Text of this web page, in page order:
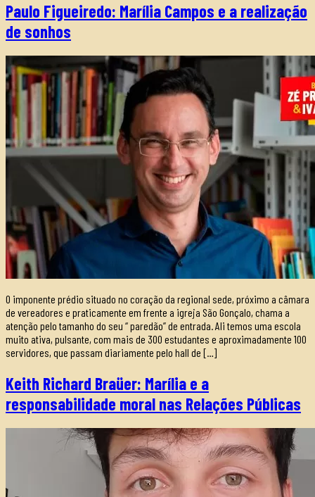
Paulo Figueiredo: Marília Campos e a realização
de sonhos
O imponente prédio situado no coração da regional sede, próximo a câmara
de vereadores e praticamente em frente a igreja São Gonçalo, chama a
atenção pelo tamanho do seu “ paredão” de entrada. Ali temos uma escola
muito ativa, pulsante, com mais de 300 estudantes e aproximadamente 100
servidores, que passam diariamente pelo hall de […]
Keith Richard Braüer: Marília e a
responsabilidade moral nas Relações Públicas